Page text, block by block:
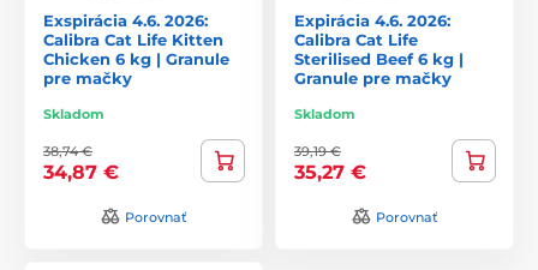
Exspirácia 4.6. 2026:
Calibra Cat Life Kitten
Chicken 6 kg | Granule
pre mačky
Skladom
38,74 €
34,87 €
Porovnať
Expirácia 4.6. 2026:
Calibra Cat Life
Sterilised Beef 6 kg |
Granule pre mačky
Skladom
39,19 €
35,27 €
Porovnať